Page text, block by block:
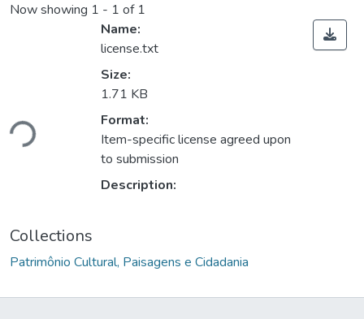
Now showing 1 - 1 of 1
Loading...
Name:
license.txt
Size:
1.71 KB
Format:
Item-specific license agreed upon
to submission
Description:
Collections
Patrimônio Cultural, Paisagens e Cidadania